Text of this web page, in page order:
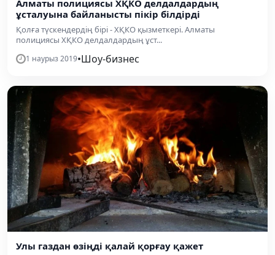
Алматы полициясы ХҚКО делдалдардың
ұсталуына байланысты пікір білдірді
Қолға түскендердің бірі - ХҚКО қызметкері. Алматы
полициясы ХҚКО делдалдардың ұст...
1 наурыз 2019•Шоу-бизнес
Улы газдан өзіңді қалай қорғау қажет